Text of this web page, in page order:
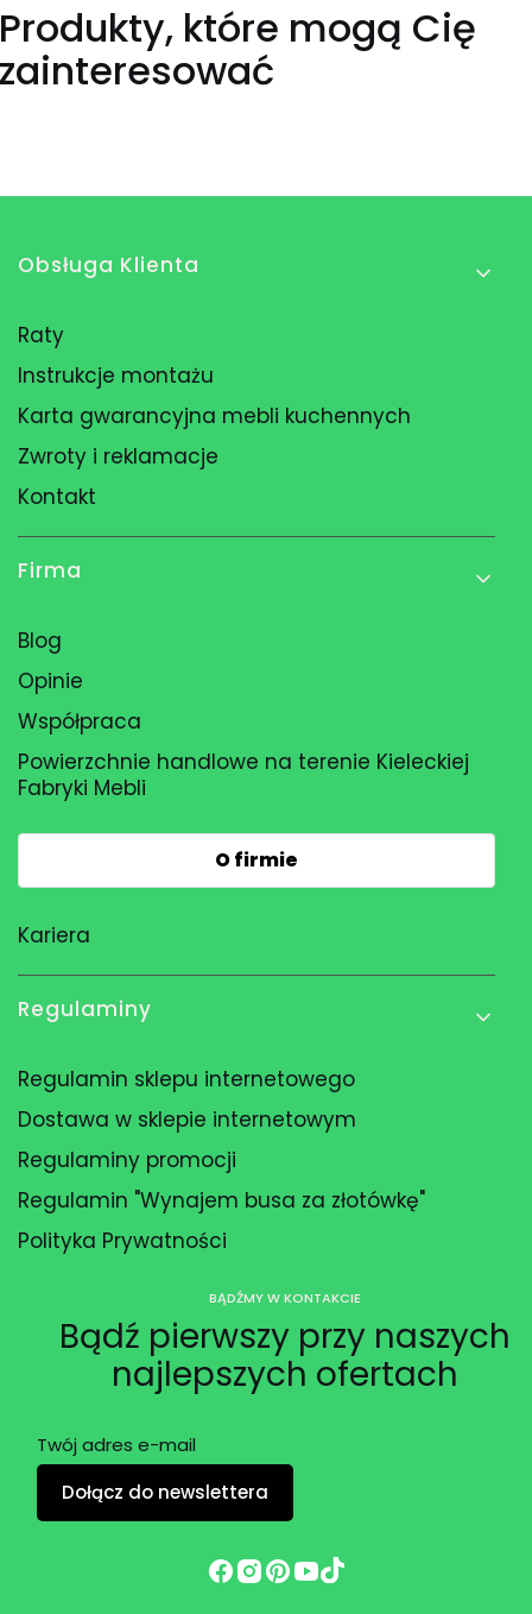
Produkty, które mogą Cię
zainteresować
Linki w stopce
Obsługa Klienta
Raty
Instrukcje montażu
Karta gwarancyjna mebli kuchennych
Zwroty i reklamacje
Kontakt
Firma
Blog
Opinie
Współpraca
Powierzchnie handlowe na terenie Kieleckiej
Fabryki Mebli
O firmie
Kariera
Regulaminy
Regulamin sklepu internetowego
Dostawa w sklepie internetowym
Regulaminy promocji
Regulamin "Wynajem busa za złotówkę"
Polityka Prywatności
BĄDŹMY W KONTAKCIE
Bądź pierwszy przy naszych
najlepszych ofertach
Twój adres e-mail
Dołącz do newslettera